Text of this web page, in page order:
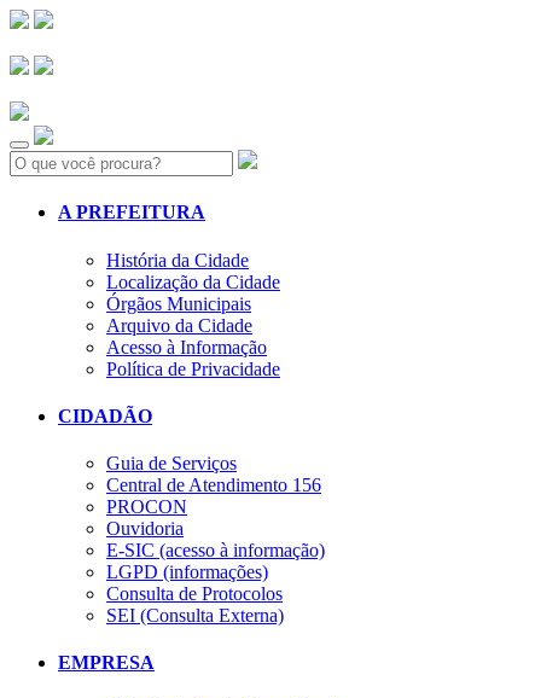
Search:
A PREFEITURA
História da Cidade
Localização da Cidade
Órgãos Municipais
Arquivo da Cidade
Acesso à Informação
Política de Privacidade
CIDADÃO
Guia de Serviços
Central de Atendimento 156
PROCON
Ouvidoria
E-SIC (acesso à informação)
LGPD (informações)
Consulta de Protocolos
SEI (Consulta Externa)
EMPRESA